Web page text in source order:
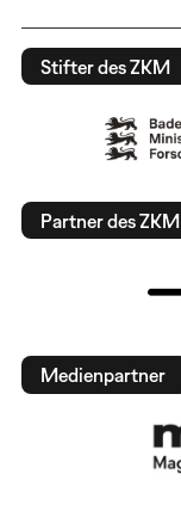
Stifter des ZKM
Partner des ZKM
Medienpartner